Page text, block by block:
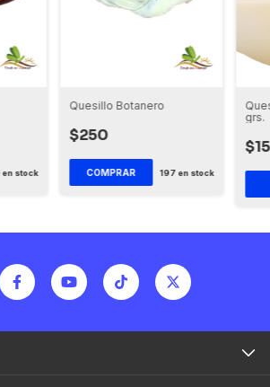
en stock
Quesillo Botanero
$250
COMPRAR 197en stock
grs.